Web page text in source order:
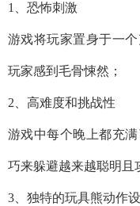
1、恐怖刺激
游戏将玩家置身于一
玩家感到毛骨悚然；
2、高难度和挑战性
游戏中每个晚上都充
巧来躲避越来越聪明且
3、独特的玩具熊动作